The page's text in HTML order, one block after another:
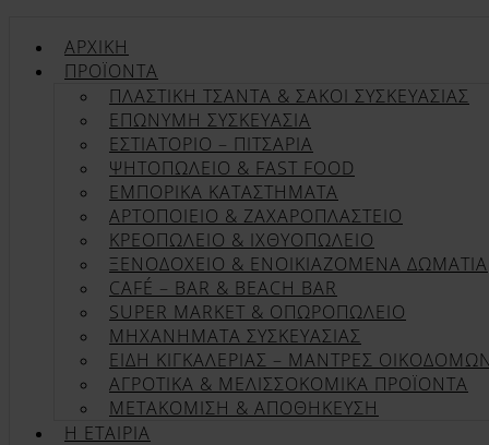
ΑΡΧΙΚΉ
ΠΡΟΪΌΝΤΑ
ΠΛΑΣΤΙΚΗ ΤΣΑΝΤΑ & ΣΑΚΟΙ ΣΥΣΚΕΥΑΣΙΑΣ
ΕΠΏΝΥΜΗ ΣΥΣΚΕΥΑΣΊΑ
ΕΣΤΙΑΤΟΡΙΟ – ΠΙΤΣΑΡΙΑ
ΨΗΤΟΠΩΛΕΙΟ & FAST FOOD
ΕΜΠΟΡΙΚΑ ΚΑΤΑΣΤΗΜΑΤΑ
ΑΡΤΟΠΟΙΕΙΟ & ΖΑΧΑΡΟΠΛΑΣΤΕΙΟ
ΚΡΕΟΠΩΛΕΙΟ & ΙΧΘΥΟΠΩΛΕΙΟ
ΞΕΝΟΔΟΧΕΙΟ & ΕΝΟΙΚΙΑΖΟΜΕΝΑ ΔΩΜΑΤΙΑ
CAFÉ – BAR & BEACH BAR
SUPER MARKET & ΟΠΩΡΟΠΩΛΕΙΟ
ΜΗΧΑΝΗΜΑΤΑ ΣΥΣΚΕΥΑΣΙΑΣ
ΕΙΔΗ ΚΙΓΚΑΛΕΡΙΑΣ – ΜΑΝΤΡΕΣ
ΑΓΡΟΤΙΚΑ & ΜΕΛΙΣΣΟΚΟΜΙΚΑ ΠΡΟΪΟΝΤΑ
ΜΕΤΑΚΟΜΙΣΗ & ΑΠΟΘΗΚΕΥΣΗ
Η ΕΤΑΙΡΊΑ